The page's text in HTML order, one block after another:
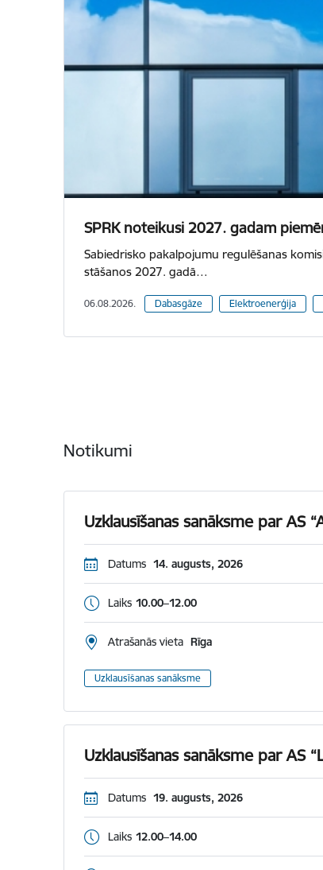
SPRK noteikusi 2027. gadam
Sabiedrisko pakalpojumu regulēšanas
stāšanos 2027. gadā…
06.08.2026. Dabasgāze Elektroenerģija
Notikumi
Uzklausīšanas sanāksme par AS
Datums 14. augusts, 2026
Laiks 10.00–12.00
Atrašanās vieta Rīga
Uzklausīšanas sanāksme
Uzklausīšanas sanāksme par AS
Datums 19. augusts, 2026
Laiks 12.00–14.00